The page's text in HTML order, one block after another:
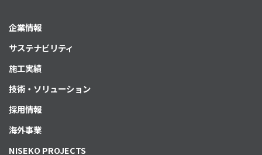
企業情報
サステナビリティ
施工実績
技術・ソリューション
採用情報
海外事業
NISEKO PROJECTS